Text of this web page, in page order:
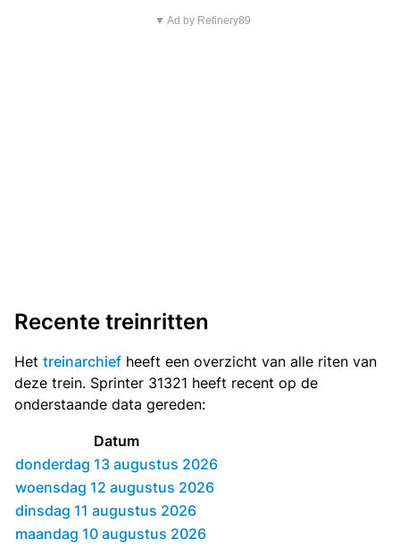
▼ Ad by Refinery89
Recente treinritten
Het treinarchief heeft een overzicht van alle riten van
deze trein. Sprinter 31321 heeft recent op de
onderstaande data gereden:
Datum
donderdag 13 augustus 2026
woensdag 12 augustus 2026
dinsdag 11 augustus 2026
maandag 10 augustus 2026